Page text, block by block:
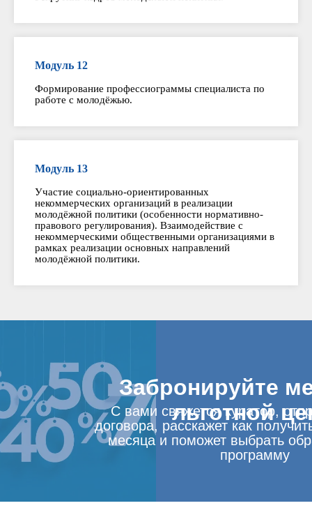
Модуль 12
Формирование профессиограммы специалиста по
работе с молодёжью.
Модуль 13
Участие социально-ориентированных
некоммерческих организаций в реализации
молодёжной политики (особенности нормативно-
правового регулирования). Взаимодействие с
некоммерческими общественными организациями в
рамках реализации основных направлений
молодёжной политики.
Забронируйте
льготной
С вами свяжется куратор,
договора, расскажет как
месяца и поможет выбрать
программу